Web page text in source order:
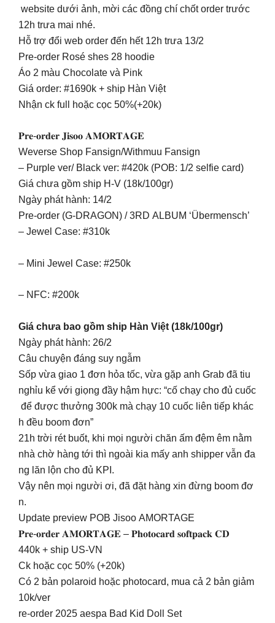
website dưới ảnh, mời các đồng chí chốt order trước
12h trưa mai nhé.
Hỗ trợ đổi web order đến hết 12h trưa 13/2
Pre-order Rosé shes 28 hoodie
Áo 2 màu Chocolate và Pink
Giá order: #1690k + ship Hàn Việt
Nhận ck full hoặc cọc 50%(+20k)
𝐏𝐫𝐞-𝐨𝐫𝐝𝐞𝐫 𝐉𝐢𝐬𝐨𝐨 𝐀𝐌𝐎𝐑𝐓𝐀𝐆𝐄
Weverse Shop Fansign/Withmuu Fansign
– Purple ver/ Black ver: #420k (POB: 1/2 selfie card)
Giá chưa gồm ship H-V (18k/100gr)
Ngày phát hành: 14/2
Pre-order (G-DRAGON) / 3RD ALBUM ‘Übermensch’
– Jewel Case: #310k
– Mini Jewel Case: #250k
– NFC: #200k
Giá chưa bao gồm ship Hàn Việt (18k/100gr)
Ngày phát hành: 26/2
Câu chuyện đáng suy ngẫm
Sốp vừa giao 1 đơn hỏa tốc, vừa gặp anh Grab đã tiu
nghỉu kể với giọng đầy hậm hực: “cố chạy cho đủ cuốc
để được thưởng 300k mà chạy 10 cuốc liên tiếp khác
h đều boom đơn”
21h trời rét buốt, khi mọi người chăn ấm đệm êm nằm
nhà chờ hàng tới thì ngoài kia mấy anh shipper vẫn đa
ng lăn lộn cho đủ KPI.
Vậy nên mọi người ơi, đã đặt hàng xin đừng boom đơ
n.
Update preview POB Jisoo AMORTAGE
𝐏𝐫𝐞-𝐨𝐫𝐝𝐞𝐫 𝐀𝐌𝐎𝐑𝐓𝐀𝐆𝐄 – 𝐏𝐡𝐨𝐭𝐨𝐜𝐚𝐫𝐝 𝐬𝐨𝐟𝐭𝐩𝐚𝐜𝐤 𝐂𝐃
440k + ship US-VN
Ck hoặc cọc 50% (+20k)
Có 2 bản polaroid hoặc photocard, mua cả 2 bản giảm
10k/ver
re-order 2025 aespa Bad Kid Doll Set